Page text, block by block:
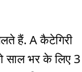
हैं. A कैटेगिरी
साल भर के लिए 3